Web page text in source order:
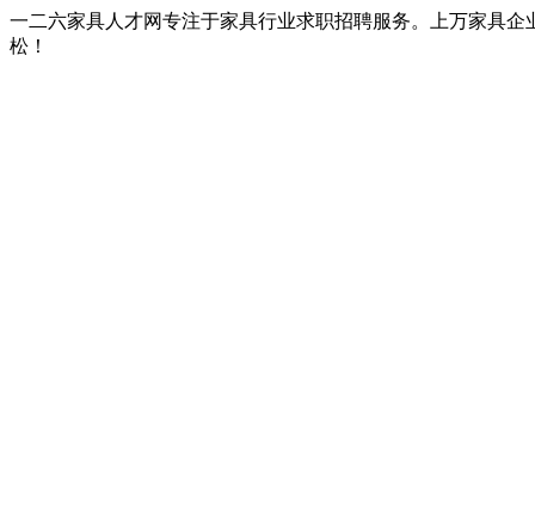
一二六家具人才网专注于家具行业求职招聘服务。上万家具
松！